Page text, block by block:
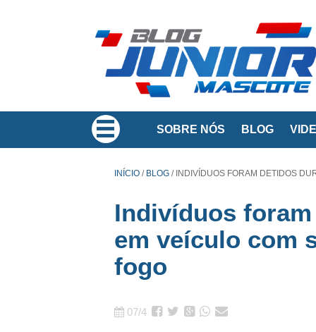
SOBRE NÓS BLOG
INÍCIO / BLOG /INDIVÍDUOS FORAM DETIDOS
Indivíduos
em veículo com
fogo
07/4